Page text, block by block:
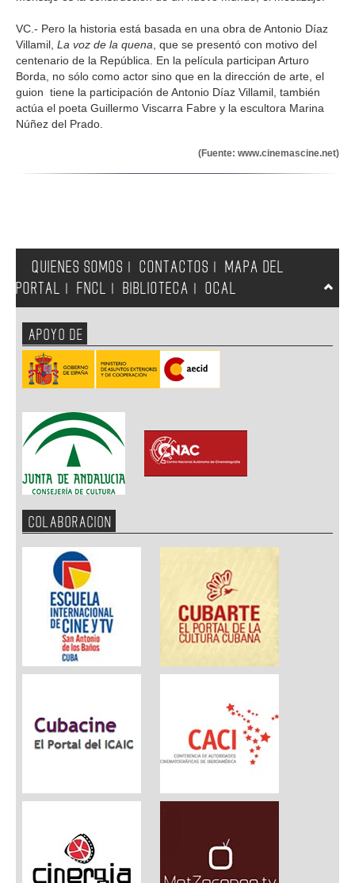
VC.- Pero la historia está basada en una obra de Antonio Díaz
Villamil, La voz de la quena , que se presentó con motivo del
centenario de la República. En la película participan Arturo
Borda, no sólo como actor sino que en la dirección de arte, el
guion tiene la participación de Antonio Díaz Villamil, también
actúa el poeta Guillermo Viscarra Fabre y la escultora Marina
Núñez del Prado.
(Fuente: www.cinemascine.net)
QUIENES SOMOS CONTACTOS
MAPA DEL
PORTAL
FNCL BIBLIOTECA OCAL
APOYO DE
COLABORACION